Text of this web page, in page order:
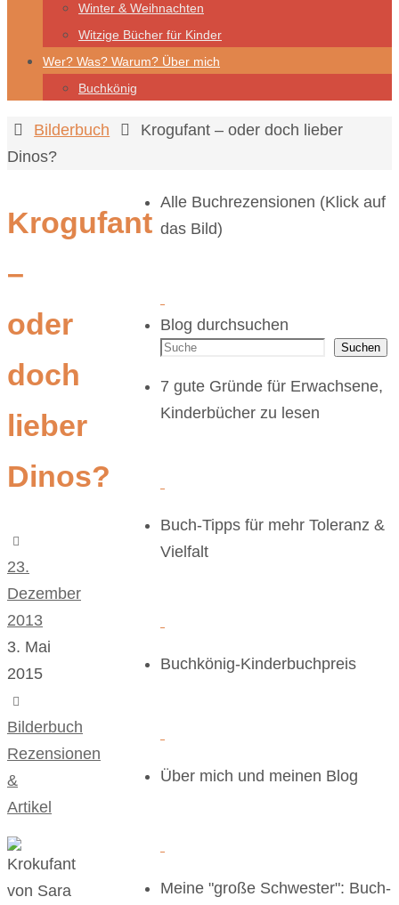
Winter & Weihnachten
Witzige Bücher für Kinder
Wer? Was? Warum? Über mich
Buchkönig
StartBilderbuch
Krogufant – oder doch lieber
Dinos?
Krogufant
–
oder
doch
lieber
Dinos?
23.
Dezember
2013
3. Mai
2015
Bilderbuch
Rezensionen
&
Artikel
Alle Buchrezensionen (Klick auf
das Bild)
Blog durchsuchen
Suchen
7 gute Gründe für Erwachsene,
Kinderbücher zu lesen
Buch-Tipps für mehr Toleranz &
Vielfalt
Buchkönig-Kinderbuchpreis
Über mich und meinen Blog
Meine "große Schwester": Buch-